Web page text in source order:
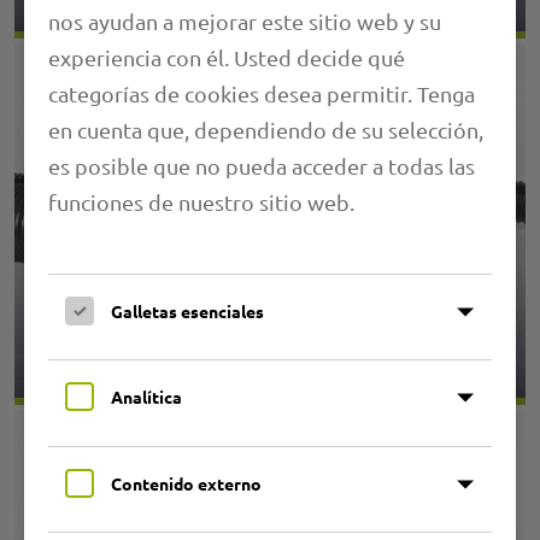
1.13 PRIMAFLEX PU Superelastic EX
nos ayudan a mejorar este sitio web y su
experiencia con él. Usted decide qué
categorías de cookies desea permitir. Tenga
en cuenta que, dependiendo de su selección,
es posible que no pueda acceder a todas las
funciones de nuestro sitio web.
Galletas esenciales
Analítica
Contenido externo